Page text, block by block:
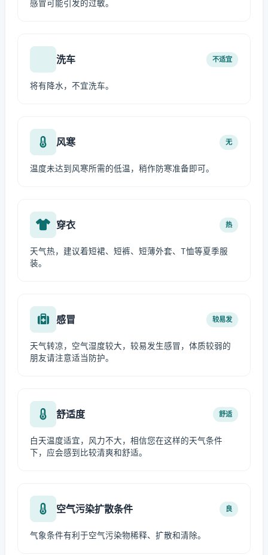
感冒可能引发的过敏。
洗车 不适宜
将有降水，不宜洗车。
风寒 无
温度未达到风寒所需的低温，稍作防寒准备即可。
穿衣 热
天气热，建议着短裙、短裤、短薄外套、T恤等夏季服
装。
感冒 较易发
天气转凉，空气湿度较大，较易发生感冒，体质较弱的
朋友请注意适当防护。
舒适度 舒适
白天温度适宜，风力不大，相信您在这样的天气条件
下，应会感到比较清爽和舒适。
空气污染扩散条件 良
气象条件有利于空气污染物稀释、扩散和清除。